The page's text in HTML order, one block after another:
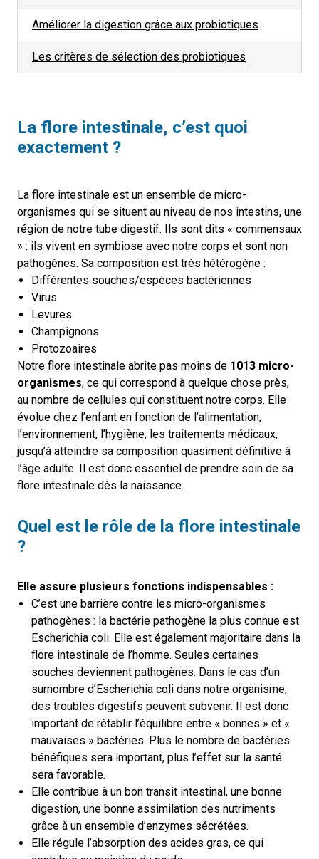
Améliorer la digestion grâce aux probiotiques
Les critères de sélection des probiotiques
La flore intestinale, c’est quoi
exactement ?
La flore intestinale est un ensemble de micro-
organismes qui se situent au niveau de nos intestins, une
région de notre tube digestif. Ils sont dits « commensaux
» : ils vivent en symbiose avec notre corps et sont non
pathogènes. Sa composition est très hétérogène :
Différentes souches/espèces bactériennes
Virus
Levures
Champignons
Protozoaires
Notre flore intestinale abrite pas moins de 1013 micro-
organismes, ce qui correspond à quelque chose près,
au nombre de cellules qui constituent notre corps. Elle
évolue chez l’enfant en fonction de l’alimentation,
l’environnement, l’hygiène, les traitements médicaux,
jusqu’à atteindre sa composition quasiment définitive à
l’âge adulte. Il est donc essentiel de prendre soin de sa
flore intestinale dès la naissance.
Quel est le rôle de la flore intestinale
?
Elle assure plusieurs fonctions indispensables :
C’est une barrière contre les micro-organismes
pathogènes : la bactérie pathogène la plus connue est
Escherichia coli. Elle est également majoritaire dans la
flore intestinale de l’homme. Seules certaines
souches deviennent pathogènes. Dans le cas d’un
surnombre d’Escherichia coli dans notre organisme,
des troubles digestifs peuvent subvenir. Il est donc
important de rétablir l’équilibre entre « bonnes » et «
mauvaises » bactéries. Plus le nombre de bactéries
bénéfiques sera important, plus l’effet sur la santé
sera favorable.
Elle contribue à un bon transit intestinal, une bonne
digestion, une bonne assimilation des nutriments
grâce à un ensemble d’enzymes sécrétées.
Elle régule l’absorption des acides gras, ce qui